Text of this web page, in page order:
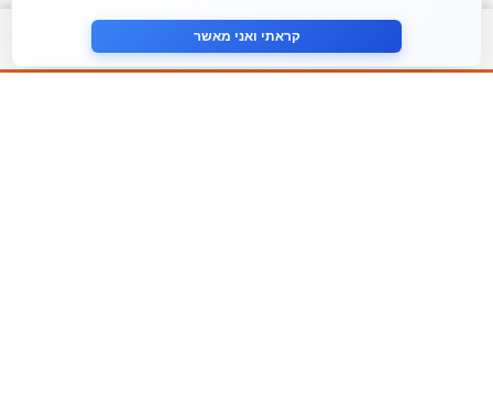
צור קשר
קראתי ואני מאשר